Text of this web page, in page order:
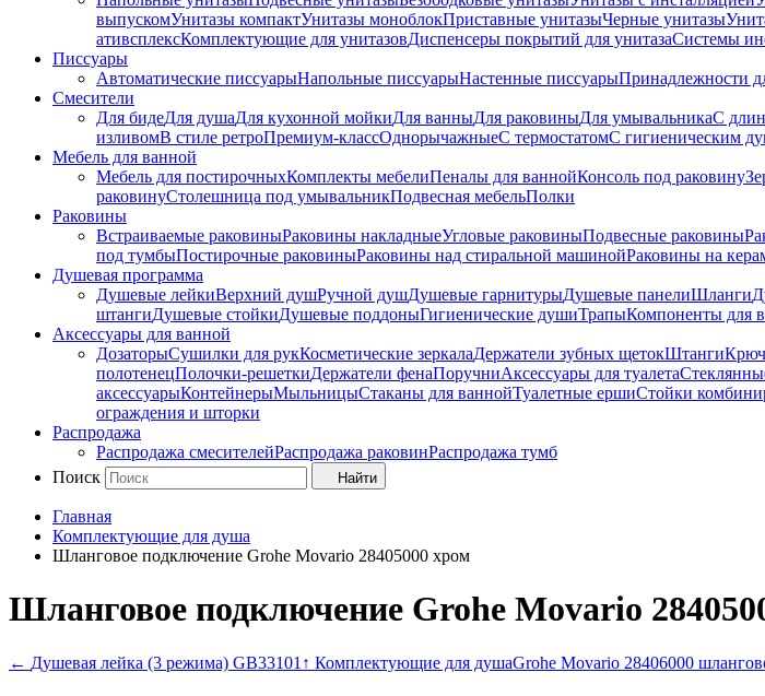
выпускомУнитазы компактУнитазы моноблокПриставные унитазыЧерные унитазы
ативсплексКомплектующие для унитазовДиспенсеры покрытий для унитазаСистемы
Писсуары
Автоматические писсуарыНапольные писсуарыНастенные писсуарыПринадлежности
Смесители
Для бидеДля душаДля кухонной мойкиДля ванныДля раковиныДля умывальникаС
изливомВ стиле ретроПремиум-классОднорычажныеС термостатомС гигиеническим
Мебель для ванной
Мебель для постирочныхКомплекты мебелиПеналы для ваннойКонсоль под раковину
раковинуСтолешница под умывальникПодвесная мебельПолки
Раковины
Встраиваемые раковиныРаковины накладныеУгловые раковиныПодвесные раковины
под тумбыПостирочные раковиныРаковины над стиральной машинойРаковины на
Душевая программа
Душевые лейкиВерхний душРучной душДушевые гарнитурыДушевые панелиШланги
штангиДушевые стойкиДушевые поддоныГигиенические душиТрапыКомпоненты для
Аксессуары для ванной
ДозаторыСушилки для рукКосметические зеркалаДержатели зубных щетокШтанги
полотенецПолочки-решеткиДержатели фенаПоручниАксессуары для туалета
аксессуарыКонтейнерыМыльницыСтаканы для ваннойТуалетные ершиСтойки
ограждения и шторки
Распродажа
Распродажа смесителейРаспродажа раковинРаспродажа тумб
Поиск
Найти
Главная
Комплектующие для душа
Шланговое подключение Grohe Movario 28405000 хром
Шланговое подключение Grohe Movario
← Душевая лейка (3 режима) GB33101 ↑ Комплектующие для душаGrohe Movario 28406000